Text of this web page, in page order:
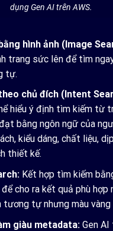
dụng Gen AI trên AWS.
hình ảnh (Image
trang sức lên để tìm
tự.
chủ đích (Intent
hiểu ý định tìm kiếm từ
bằng ngôn ngữ của
kiểu dáng, chất liệu,
thiết kế.
Kết hợp tìm kiếm
cho ra kết quả phù hợp
tương tự nhưng màu vàng
giàu metadata:Gen AI